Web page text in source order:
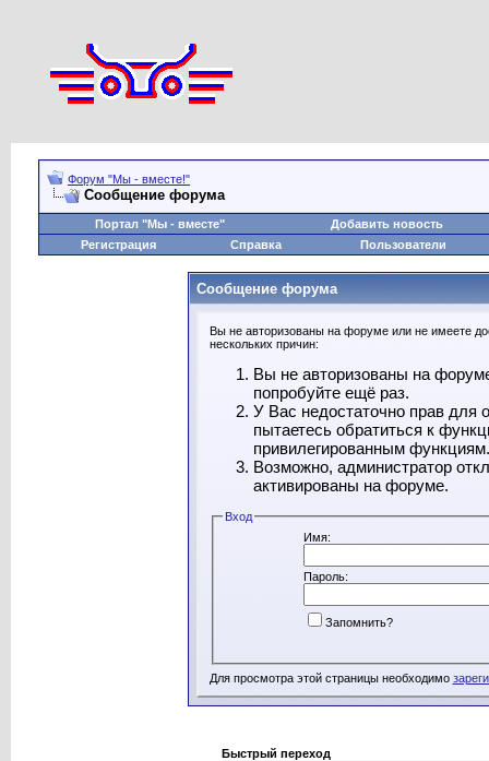
Форум "Мы - вместе!"
Сообщение форума
Портал "Мы - вместе"
Добавить новость
Регистрация
Справка Пользователи
Сообщение форума
Вы не авторизованы на форуме или не имеете
нескольких причин:
Вы не авторизованы на
попробуйте ещё раз.
У Вас недостаточно прав для
пытаетесь обратиться к
привилегированным функциям.
Возможно, администратор
активированы на форуме.
Вход
Имя:
Пароль:
Запомнить?
Для просмотра этой страницы необходимо
Быстрый переход